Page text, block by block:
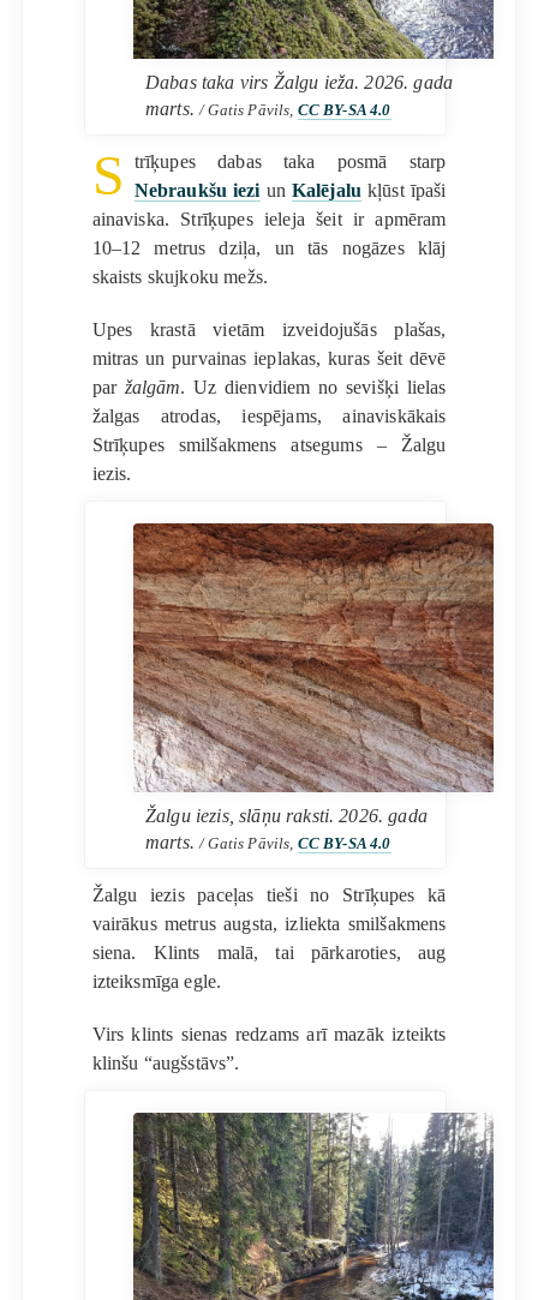
Dabas taka virs Žalgu ieža. 2026. gada
marts./ Gatis Pāvils, CC BY-SA 4.0
S
trīķupes dabas taka posmā starp
Nebraukšu iezi un Kalējalu kļūst īpaši
ainaviska. Strīķupes ieleja šeit ir apmēram
10–12 metrus dziļa, un tās nogāzes klāj
skaists skujkoku mežs.
Upes krastā vietām izveidojušās plašas,
mitras un purvainas ieplakas, kuras šeit dēvē
par žalgām. Uz dienvidiem no sevišķi lielas
žalgas atrodas, iespējams, ainaviskākais
Strīķupes smilšakmens atsegums – Žalgu
iezis.
Žalgu iezis, slāņu raksti. 2026. gada
marts./ Gatis Pāvils, CC BY-SA 4.0
Žalgu iezis paceļas tieši no Strīķupes kā
vairākus metrus augsta, izliekta smilšakmens
siena. Klints malā, tai pārkaroties, aug
izteiksmīga egle.
Virs klints sienas redzams arī mazāk izteikts
klinšu “augšstāvs”.